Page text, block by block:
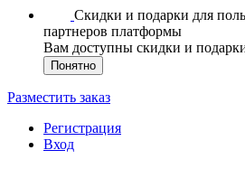
Скидки и подарки для
партнеров платформы
Вам доступны скидки и
Понятно
Разместить заказ
Регистрация
Вход